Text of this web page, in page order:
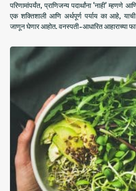
परिणामांपर्यंत, प्राणिजन्य पदार्थांना 'नाही'
एक शक्तिशाली आणि अर्थपूर्ण पर्याय का आहे,
जाणून घेणार आहोत. वनस्पती-आधारित आहाराच्या